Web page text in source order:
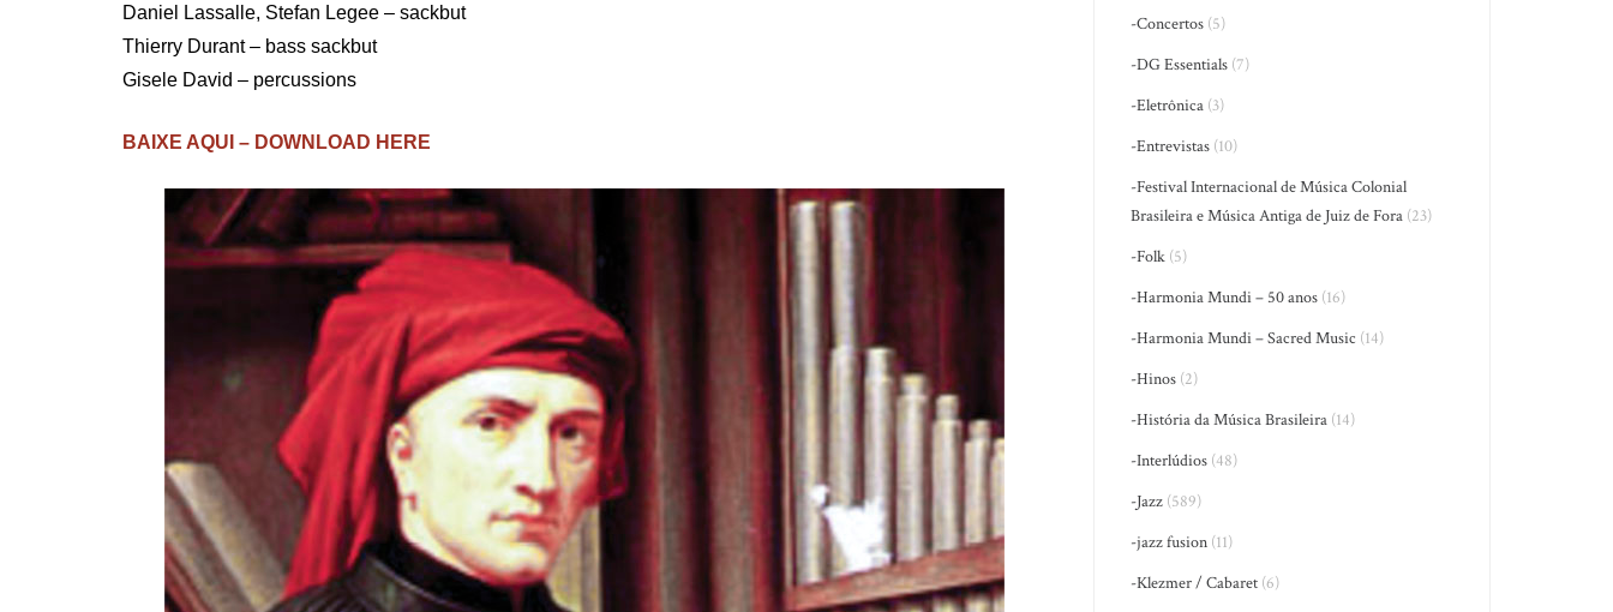
Daniel Lassalle, Stefan Legee – sackbut
Thierry Durant – bass sackbut
Gisele David – percussions
BAIXE AQUI – DOWNLOAD HERE
-Concertos (5)
-DG Essentials (7)
-Eletrônica (3)
-Entrevistas (10)
-Festival Internacional de Música Colonial
Brasileira e Música Antiga de Juiz de Fora (23)
-Folk (5)
-Harmonia Mundi – 50 anos (16)
-Harmonia Mundi – Sacred Music (14)
-Hinos (2)
-História da Música Brasileira (14)
-Interlúdios (48)
-Jazz (589)
-jazz fusion (11)
-Klezmer / Cabaret (6)